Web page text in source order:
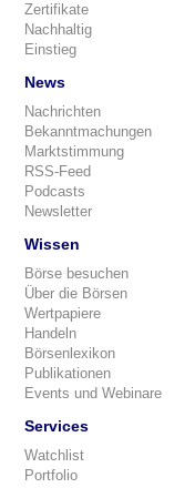
Zertifikate
Nachhaltig
Einstieg
News
Nachrichten
Bekanntmachungen
Marktstimmung
RSS-Feed
Podcasts
Newsletter
Wissen
Börse besuchen
Über die Börsen
Wertpapiere
Handeln
Börsenlexikon
Publikationen
Events und Webinare
Services
Watchlist
Portfolio